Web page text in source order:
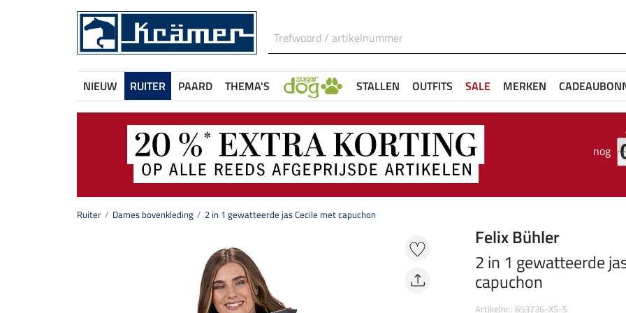
NIEUW RUITER PAARD THEMA'S STALLEN OUTFITS SALE MERKEN
nog
Ruiter Dames bovenkleding 2 in 1 gewatteerde jas Cecile met capuchon
Felix Bühler
2 in 1 gewatteerde
capuchon
Artikelnr.: 653736-XS-S